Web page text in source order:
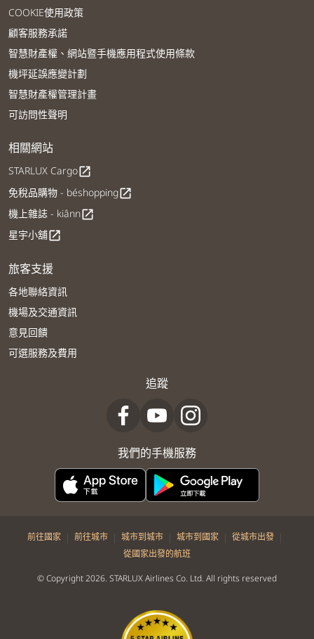
COOKIE使用政策
顧客服務承諾
智慧財產權、網站暨手機應用程式使用條款
機坪延誤應變計劃
智慧財產權管理計畫
可訪問性聲明
相關網站
STARLUX Cargoopen_in_new
免稅品購物 - béshoppingopen_in_new
機上雜誌 - kiânnopen_in_new
星宇小舖open_in_new
旅客支援
各地聯絡資訊
機場及交通資訊
意見回饋
可選服務及費用
追蹤
我們的手機服務
前往國家 | 前往城市 | 城市到城市 | 城市到國家 | 從城市出發 |
從國家出發的航班
© Copyright 2026. STARLUX Airlines Co. Ltd. All rights reserved